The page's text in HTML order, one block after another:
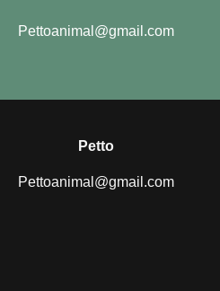
Pettoanimal@gmail.com
Petto
Pettoanimal@gmail.com